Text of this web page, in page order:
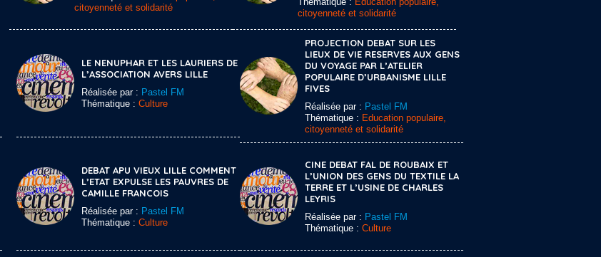
citoyenneté et solidarité
citoyenneté et solidarité
LE NENUPHAR ET LES LAURIERS DE
L’ASSOCIATION AVERS LILLE
Réalisée par : Pastel FM
Thématique : Culture
PROJECTION DEBAT SUR LES
LIEUX DE VIE RESERVES AUX GENS
DU VOYAGE PAR L’ATELIER
POPULAIRE D’URBANISME LILLE
FIVES
Réalisée par : Pastel FM
Thématique : Education populaire,
citoyenneté et solidarité
DEBAT APU VIEUX LILLE COMMENT
L’ETAT EXPULSE LES PAUVRES DE
CAMILLE FRANCOIS
Réalisée par : Pastel FM
Thématique : Culture
CINE DEBAT FAL DE ROUBAIX ET
L’UNION DES GENS DU TEXTILE LA
TERRE ET L’USINE DE CHARLES
LEYRIS
Réalisée par : Pastel FM
Thématique : Culture